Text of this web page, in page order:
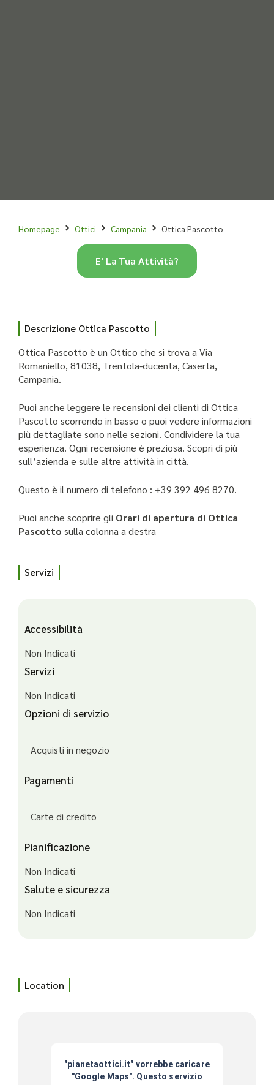
Homepage Ottici Campania Ottica Pascotto
Descrizione Ottica Pascotto
Ottica Pascotto è un Ottico che si trova a Via
Romaniello, 81038, Trentola-ducenta, Caserta,
Campania.
Puoi anche leggere le recensioni dei clienti di Ottica
Pascotto scorrendo in basso o puoi vedere informazioni
più dettagliate sono nelle sezioni. Condividere la tua
esperienza. Ogni recensione è preziosa. Scopri di più
sull’azienda e sulle altre attività in città.
Questo è il numero di telefono : +39 392 496 8270.
Puoi anche scoprire gli Orari di apertura di Ottica
Pascotto sulla colonna a destra
Servizi
Accessibilità
Non Indicati
Servizi
Non Indicati
Opzioni di servizio
Acquisti in negozio
Pagamenti
Carte di credito
Pianificazione
Non Indicati
Salute e sicurezza
Non Indicati
Location
E' La Tua Attività?